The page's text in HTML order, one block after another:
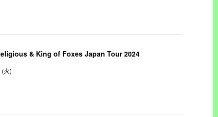
& King of Foxes Japan Tour 2024
(火)